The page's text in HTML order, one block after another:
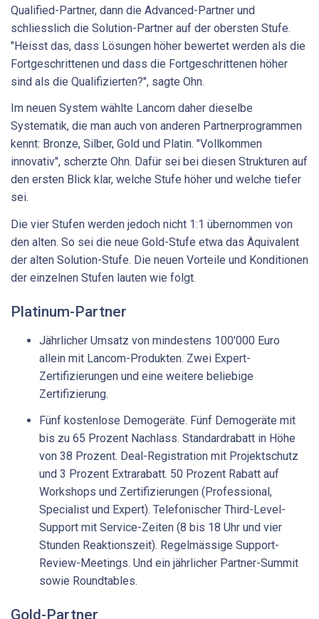
Qualified-Partner, dann die Advanced-Partner und
schliesslich die Solution-Partner auf der obersten Stufe.
"Heisst das, dass Lösungen höher bewertet werden als die
Fortgeschrittenen und dass die Fortgeschrittenen höher
sind als die Qualifizierten?", sagte Ohn.
Im neuen System wählte Lancom daher dieselbe
Systematik, die man auch von anderen Partnerprogrammen
kennt: Bronze, Silber, Gold und Platin. "Vollkommen
innovativ", scherzte Ohn. Dafür sei bei diesen Strukturen auf
den ersten Blick klar, welche Stufe höher und welche tiefer
sei.
Die vier Stufen werden jedoch nicht 1:1 übernommen von
den alten. So sei die neue Gold-Stufe etwa das Äquivalent
der alten Solution-Stufe. Die neuen Vorteile und Konditionen
der einzelnen Stufen lauten wie folgt.
Platinum-Partner
Jährlicher Umsatz von mindestens 100'000 Euro
allein mit Lancom-Produkten. Zwei Expert-
Zertifizierungen und eine weitere beliebige
Zertifizierung.
Fünf kostenlose Demogeräte. Fünf Demogeräte mit
bis zu 65 Prozent Nachlass. Standardrabatt in Höhe
von 38 Prozent. Deal-Registration mit Projektschutz
und 3 Prozent Extrarabatt. 50 Prozent Rabatt auf
Workshops und Zertifizierungen (Professional,
Specialist und Expert). Telefonischer Third-Level-
Support mit Service-Zeiten (8 bis 18 Uhr und vier
Stunden Reaktionszeit). Regelmässige Support-
Review-Meetings. Und ein jährlicher Partner-Summit
sowie Roundtables.
Gold-Partner